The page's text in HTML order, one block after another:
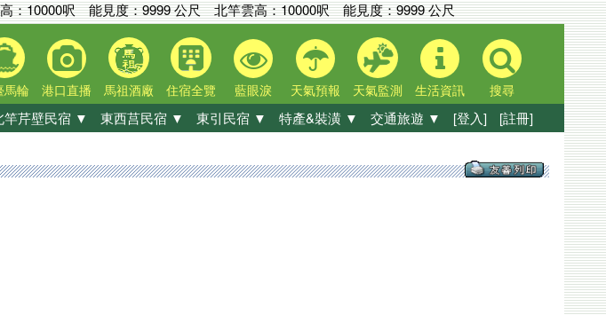
：10000呎能見度：9999 公尺北竿雲高：10000呎能見度：9999 公尺
馬輪 港口直播 馬祖酒廠 住宿全覽 藍眼淚 天氣預報 天氣監測 生活資訊 搜尋
竿芹壁民宿 ▼ 東西莒民宿 ▼ 東引民宿 ▼ 特產&裝潢 ▼ 交通旅遊 ▼ [登入] [註冊]